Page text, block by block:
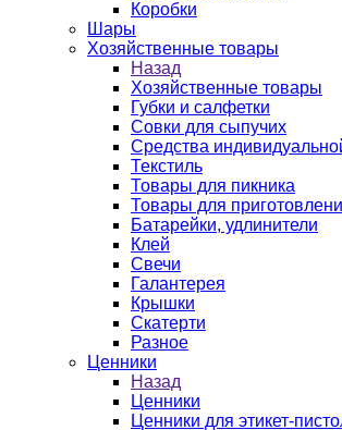
Коробки
Шары
Хозяйственные товары
Назад
Хозяйственные товары
Губки и салфетки
Совки для сыпучих
Средства
Текстиль
Товары для пикника
Товары для
Батарейки, удлинители
Клей
Свечи
Галантерея
Крышки
Скатерти
Разное
Ценники
Назад
Ценники
Ценники для этикет-